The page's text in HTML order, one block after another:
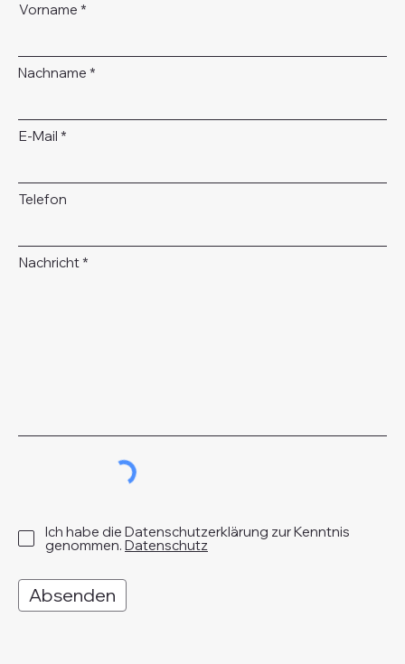
Absenden
Ich habe die Datenschutzerklärung zur Kenntnis
genommen. Datenschutz
Vorname
Nachname
E-Mail
Telefon
Nachricht